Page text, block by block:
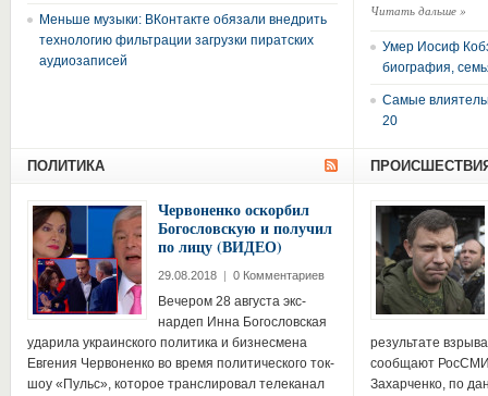
Меньше музыки: ВКонтакте обязали внедрить
технологию фильтрации загрузки пиратских
аудиозаписей
Читать дальше »
Умер Иосиф
биография,
Самые
20
ПОЛИТИКА
Червоненко оскорбил
Богословскую и получил
по лицу (ВИДЕО)
29.08.2018 | 0 Комментариев
Вечером 28 августа экс-
нардеп Инна Богословская
ударила украинского политика и бизнесмена
Евгения Червоненко во время политического ток-
шоу «Пульс», которое транслировал телеканал
результате
сообщают
Захарченко, по